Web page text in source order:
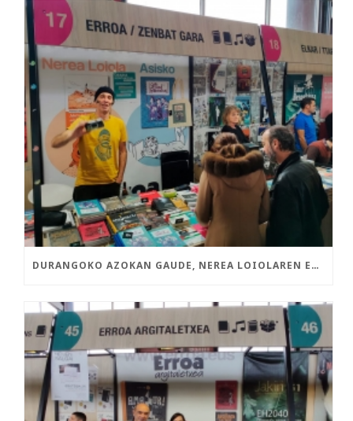
DURANGOKO AZOKAN GAUDE, NEREA LOIOLAREN ETA ASISKOREN LIBURU BERRIEKIN